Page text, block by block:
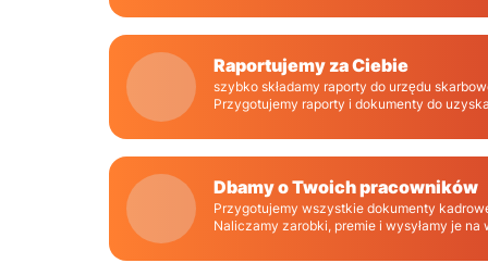
Raportujemy za Ciebie
szybko składamy raporty do urzędu
Przygotujemy raporty i dokumenty do
Dbamy o Twoich pracowników
Przygotujemy wszystkie dokumenty
Naliczamy zarobki, premie i wysyłamy je na